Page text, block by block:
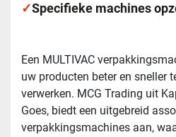
✓Specifieke machines
Een MULTIVAC
uw producten beter en sneller
verwerken. MCG Trading uit
Goes, biedt een uitgebreid
verpakkingsmachines aan,